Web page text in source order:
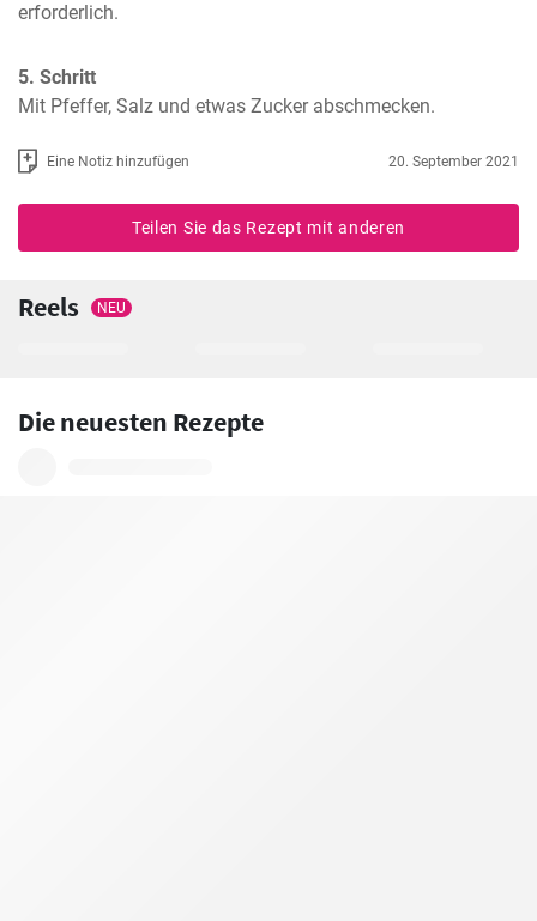
erforderlich.
5. Schritt
Mit Pfeffer, Salz und etwas Zucker abschmecken.
Eine Notiz hinzufügen 20. September 2021
Teilen Sie das Rezept mit anderen
Reels NEU
Die neuesten Rezepte